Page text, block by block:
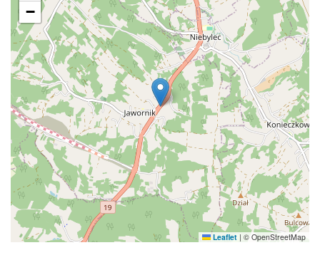
−
Leaflet | © OpenStreetMap